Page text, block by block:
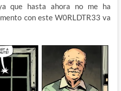
que hasta ahora no me ha
con este W0RLDTR33 va